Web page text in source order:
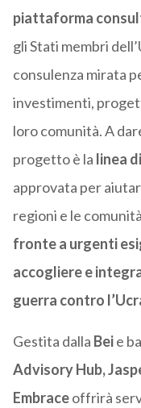
piattaforma
gli Stati membri
consulenza mirata
investimenti,
loro comunità. A
progetto è la linea
approvata per
regioni e le
fronte a urgenti
accogliere e
guerra contro
Gestita dalla Beie
Advisory Hub,
Embraceoffrirà